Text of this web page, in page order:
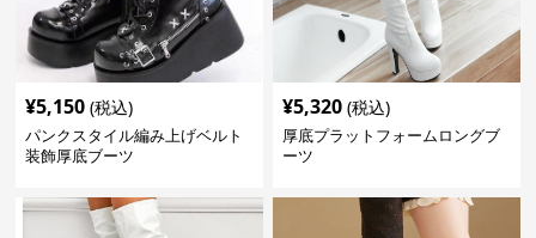
¥5,150 (税込)
パンクスタイル編み上げベルト
装飾厚底ブーツ
¥5,320 (税込)
厚底プラットフォームロングブ
ーツ